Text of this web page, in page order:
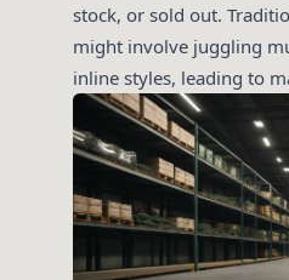
stock, or sold out.
might involve juggling
inline styles, leading to